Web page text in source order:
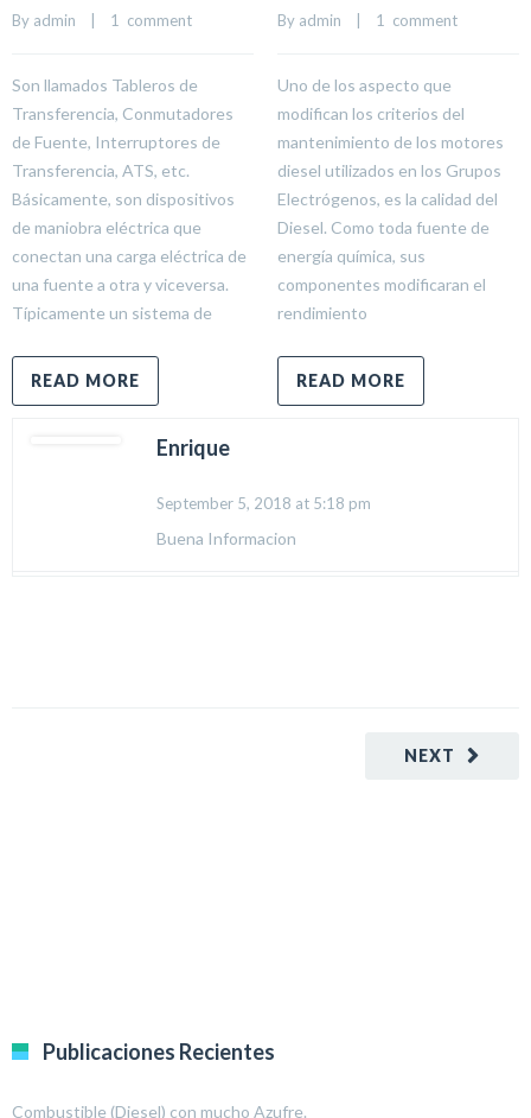
By admin 1  comment
Son llamados Tableros de
Transferencia, Conmutadores
de Fuente, Interruptores de
Transferencia, ATS, etc.
Básicamente, son dispositivos
de maniobra eléctrica que
conectan una carga eléctrica de
una fuente a otra y viceversa.
Típicamente un sistema de
READ MORE
By admin 1  comment
Uno de los aspecto que
modifican los criterios del
mantenimiento de los motores
diesel utilizados en los Grupos
Electrógenos, es la calidad del
Diesel. Como toda fuente de
energía química, sus
componentes modificaran el
rendimiento
READ MORE
Enrique
September 5, 2018 at 5:18 pm
Buena Informacion
NEXT
Publicaciones Recientes
Combustible (Diesel) con mucho Azufre.